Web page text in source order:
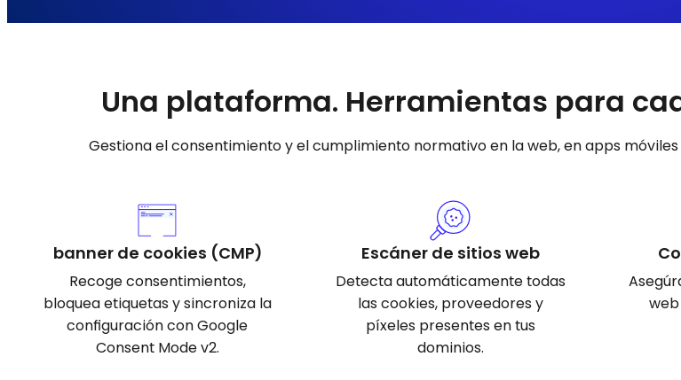
Una plataforma. Herramientas para
Gestiona el consentimiento y el cumplimiento normativo en la web, en apps
banner de cookies (CMP)
Recoge consentimientos,
bloquea etiquetas y sincroniza la
configuración con Google
Consent Mode v2.
Escáner de sitios web
Detecta automáticamente todas
las cookies, proveedores y
píxeles presentes en tus
dominios.